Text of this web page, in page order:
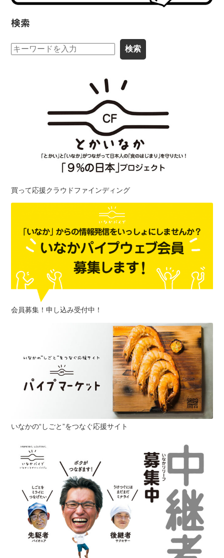
検索
買って応援クラウドファインディング
会員募集！申し込み受付中！
いなかの“しごと”をつなぐ応援サイト